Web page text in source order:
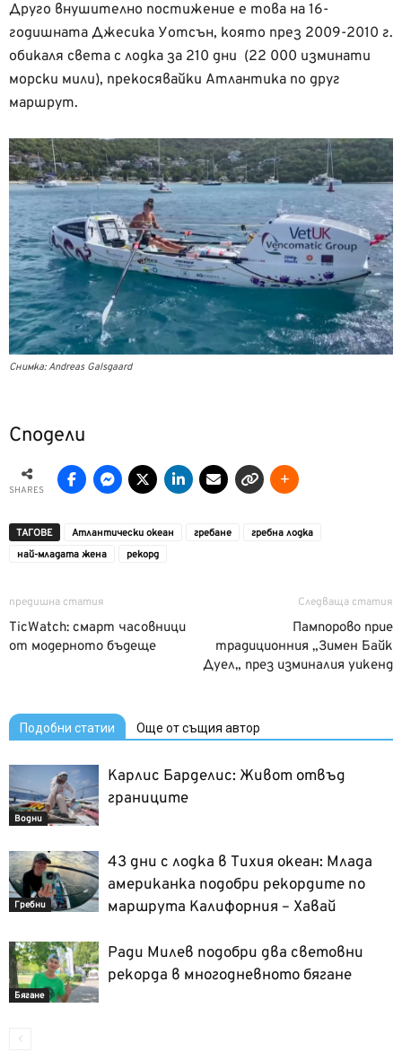
Друго внушително постижение е това на 16-
годишната Джесика Уотсън, която през 2009-2010 г.
обикаля света с лодка за 210 дни (22 000 изминати
морски мили), прекосявайки Атлантика по друг
маршрут.
Снимка: Andreas Galsgaard
Сподели
SHARES
ТАГОВЕ Атлантически океан гребане
гребна лодка
най-младата жена
рекорд
предишна статия
TicWatch: смарт часовници
от модерното бъдеще
Следваща статия
Пампорово прие
традиционния „Зимен Байк
Дуел„ през изминалия уикенд
Подобни статии Още от същия автор
Водни
Карлис Барделис: Живот отвъд
границите
Гребни
43 дни с лодка в Тихия океан: Млада
американка подобри рекордите по
маршрута Калифорния – Хавай
Бягане
Ради Милев подобри два световни
рекорда в многодневното бягане